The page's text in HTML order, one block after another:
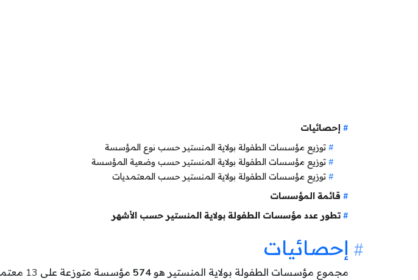
إحصائيات
توزيع مؤسسات الطفولة بولاية المنستير حسب نوع المؤسسة
توزيع مؤسسات الطفولة بولاية المنستير حسب وضعية المؤسسة
توزيع مؤسسات الطفولة بولاية المنستير حسب المعتمديات
قائمة المؤسسات
تطور عدد مؤسسات الطفولة بولاية المنستير حسب الأشهر
إحصائيات
مجموع مؤسسات الطفولة بولاية المنستير هو 574 مؤسسة متوزعة على 13 معتمدية .